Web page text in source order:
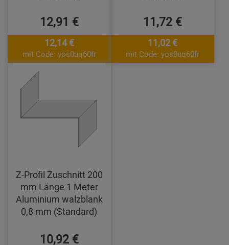
12,91 €
12,14 €
mit Code: yos0uq60fr
11,72 €
11,02 €
mit Code: yos0uq60fr
Z-Profil Zuschnitt 200
mm Länge 1 Meter
Aluminium walzblank
0,8 mm (Standard)
10,92 €